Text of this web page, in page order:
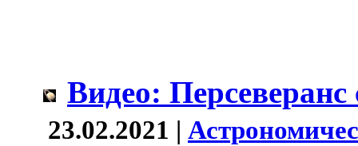
Видео:
23.02.2021 |